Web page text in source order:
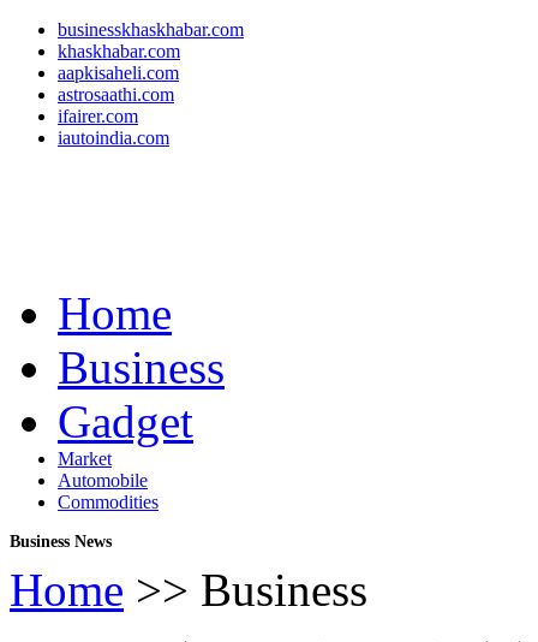
businesskhaskhabar.com
khaskhabar.com
aapkisaheli.com
astrosaathi.com
ifairer.com
iautoindia.com
Home
Business
Gadget
Market
Automobile
Commodities
Business News
Home >> Business